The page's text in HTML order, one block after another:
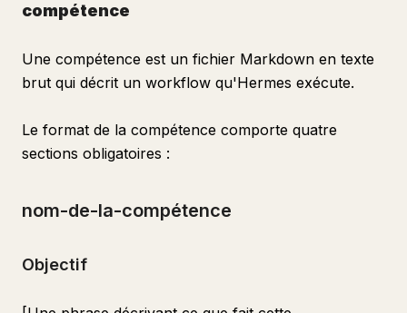
compétence
Une compétence est un fichier Markdown en texte
brut qui décrit un workflow qu'Hermes exécute.
Le format de la compétence comporte quatre
sections obligatoires :
nom-de-la-compétence
Objectif